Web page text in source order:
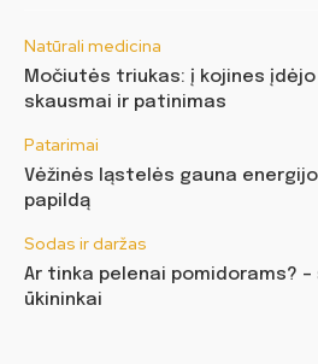
Natūrali medicina
Močiutės triukas: į kojines
skausmai ir patinimas
Patarimai
Vėžinės ląstelės gauna
papildą
Sodas ir daržas
Ar tinka pelenai pomidorams?
ūkininkai